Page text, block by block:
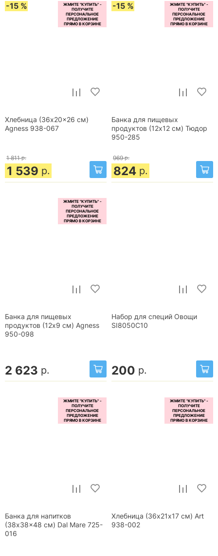
-15 %
Хлебница (36x20x26 см)
Agness 938-067
1 811 р.
1 539 р.
-15 %
Банка для пищевых
продуктов (12x12 см) Тюдор
950-285
969 р.
824 р.
Банка для пищевых
продуктов (12x9 см) Agness
950-098
2 623 р.
Набор для специй Овощи
SI8050C10
200 р.
Банка для напитков
(38x38x48 см) Dal Mare 725-
016
Хлебница (36х21х17 см) Art
938-002